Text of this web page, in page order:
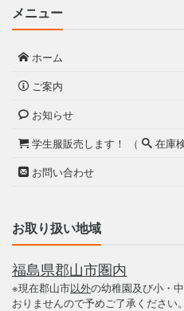
メニュー
ホーム
ご案内
お知らせ
学生服販売します！ （
在庫
お問い合わせ
お取り扱い地域
福島県郡山市圏内
※現在郡山市以外の幼稚園及び小・
おりませんので予めご了承ください。